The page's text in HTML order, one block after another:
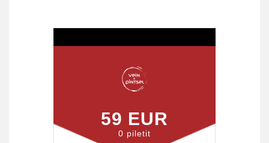
59 EUR
0 piletit